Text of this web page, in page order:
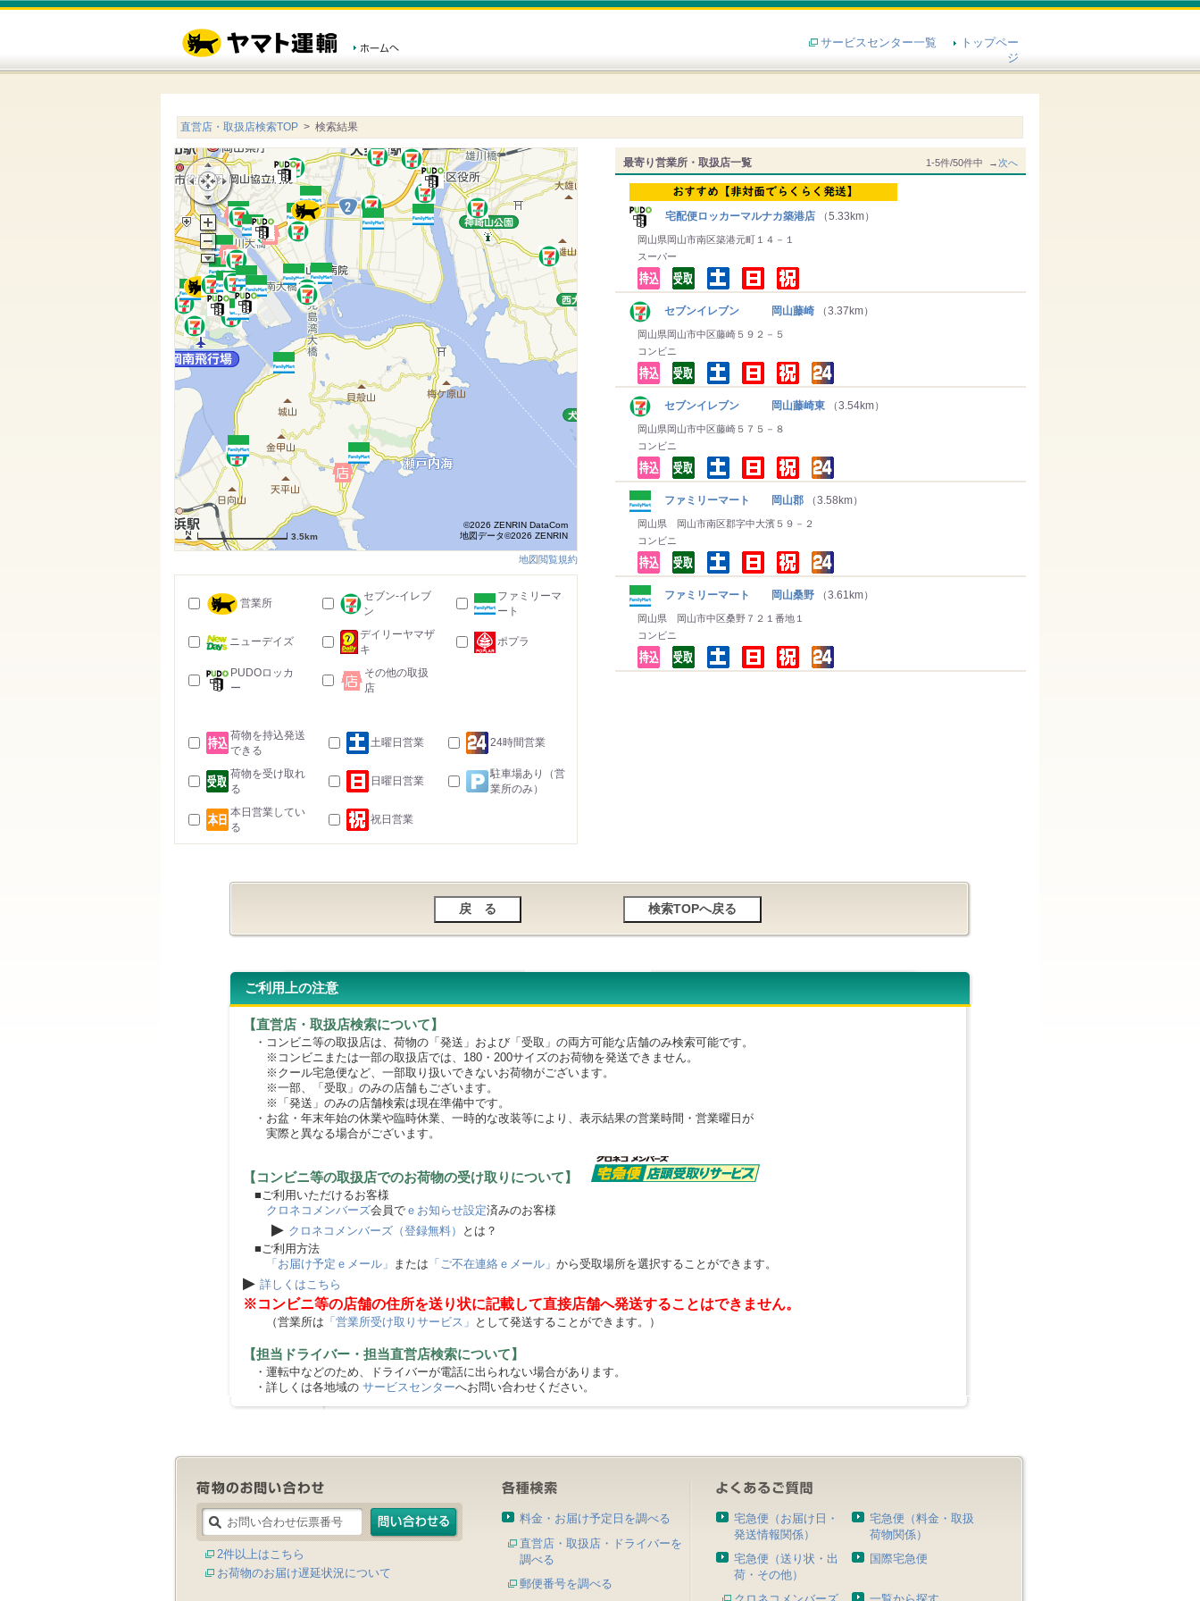
サービスセンター一覧
トップペー
ジ
直営店・取扱店検索TOP > 検索結果
最寄り営業所・取扱店一覧 1-5件/50件中 →次へ
宅配便ロッカーマルナカ築港店 （5.33km）
岡山県岡山市南区築港元町１４－１
スーパー
セブンイレブン 岡山藤崎 （3.37km）
岡山県岡山市中区藤崎５９２－５
コンビニ
セブンイレブン 岡山藤崎東 （3.54km）
岡山県岡山市中区藤崎５７５－８
コンビニ
ファミリーマート 岡山郡 （3.58km）
岡山県 岡山市南区郡字中大濱５９－２
コンビニ
ファミリーマート 岡山桑野 （3.61km）
岡山県 岡山市中区桑野７２１番地１
コンビニ
3.5km
©2026 ZENRIN DataCom
地図データ©2026 ZENRIN
地図閲覧規約
営業所
セブン-イレブ
ン
ファミリーマ
ート
ニューデイズ
デイリーヤマザ
キ
ポプラ
PUDOロッカ
ー
その他の取扱
店
荷物を持込発送
できる
土曜日営業 24時間営業
荷物を受け取れ
る
日曜日営業
駐車場あり（営
業所のみ）
本日営業してい
る
祝日営業
ご利用上の注意
【直営店・取扱店検索について】
・コンビニ等の取扱店は、荷物の「発送」および「受取」の両方可能な店舗のみ検索可能です。
※コンビニまたは一部の取扱店では、180・200サイズのお荷物を発送できません。
※クール宅急便など、一部取り扱いできないお荷物がございます。
※一部、「受取」のみの店舗もございます。
※「発送」のみの店舗検索は現在準備中です。
・お盆・年末年始の休業や臨時休業、一時的な改装等により、表示結果の営業時間・営業曜日が
実際と異なる場合がございます。
【コンビニ等の取扱店でのお荷物の受け取りについて】
■ご利用いただけるお客様
クロネコメンバーズ会員で ｅお知らせ設定済みのお客様
▶ クロネコメンバーズ（登録無料）
とは？
■ご利用方法
「お届け予定ｅメール」 または 「ご不在連絡ｅメール」 から受取場所を選択することができます。
▶ 詳しくはこちら
※コンビニ等の店舗の住所を送り状に記載して直接店舗へ発送することはできません。
（営業所は 「営業所受け取りサービス」 として発送することができます。）
【担当ドライバー・担当直営店検索について】
・運転中などのため、ドライバーが電話に出られない場合があります。
・詳しくは各地域の サービスセンターへお問い合わせください。
2件以上はこちら
お荷物のお届け遅延状況について
料金・お届け予定日を調べる
直営店・取扱店・ドライバーを
調べる
郵便番号を調べる
宅急便（お届け日・
発送情報関係）
宅急便（料金・取扱
荷物関係）
宅急便（送り状・出
荷・その他）
国際宅急便